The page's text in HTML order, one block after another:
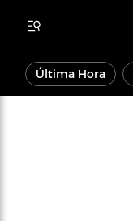
Última Hora